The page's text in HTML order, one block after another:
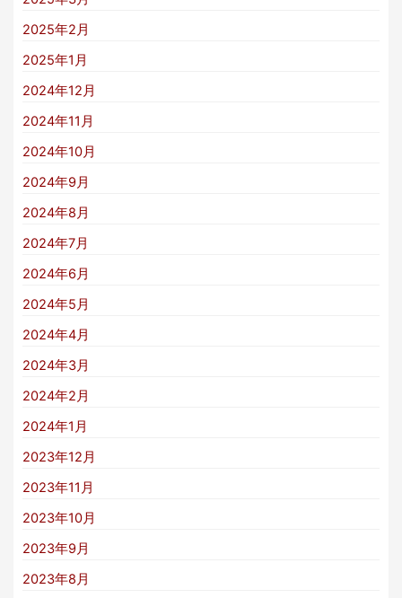
2025年2月
2025年1月
2024年12月
2024年11月
2024年10月
2024年9月
2024年8月
2024年7月
2024年6月
2024年5月
2024年4月
2024年3月
2024年2月
2024年1月
2023年12月
2023年11月
2023年10月
2023年9月
2023年8月